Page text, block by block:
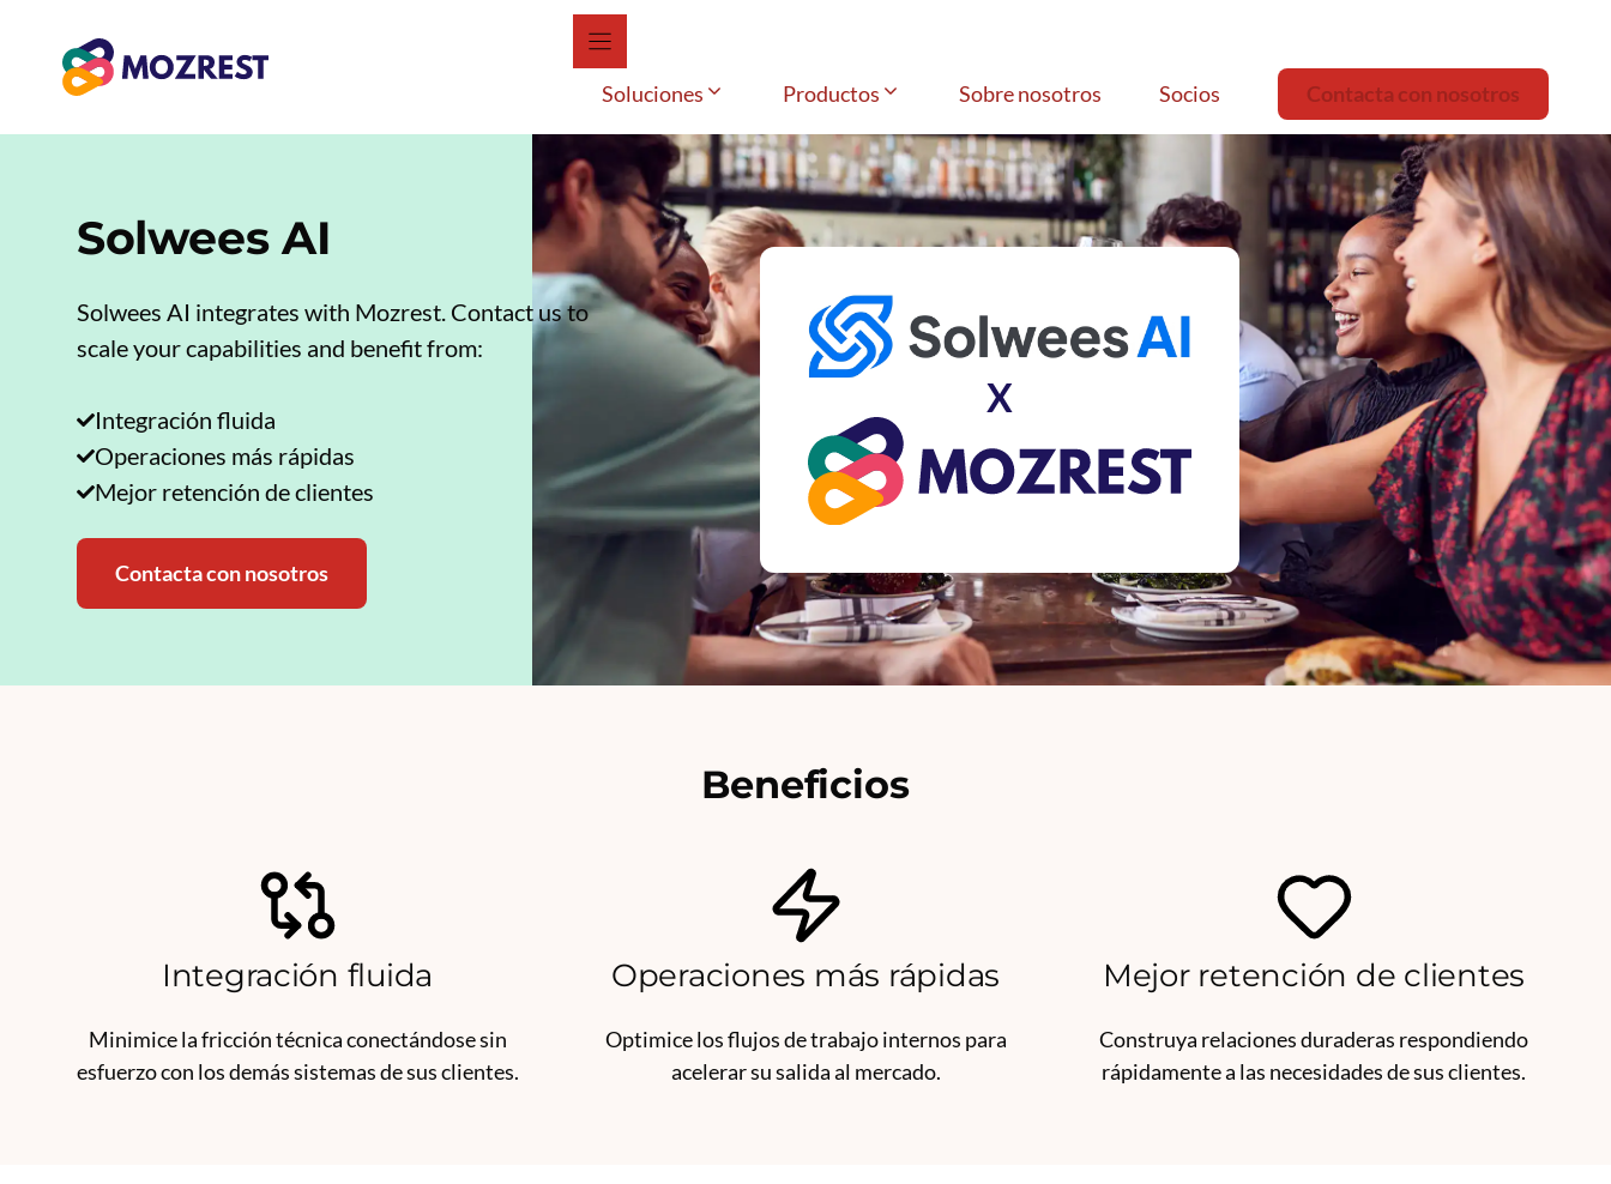
contenido
Soluciones Productos Sobre nosotros Socios Contacta con nosotros
Solwees AI
Solwees AI integrates with Mozrest. Contact us to
scale your capabilities and benefit from:
Integración fluida
Operaciones más rápidas
Mejor retención de clientes
Contacta con nosotros
X
Beneficios
Integración fluida
Minimice la fricción técnica conectándose sin
esfuerzo con los demás sistemas de sus clientes.
Operaciones más rápidas
Optimice los flujos de trabajo internos para
acelerar su salida al mercado.
Mejor retención de clientes
Construya relaciones duraderas respondiendo
rápidamente a las necesidades de sus clientes.